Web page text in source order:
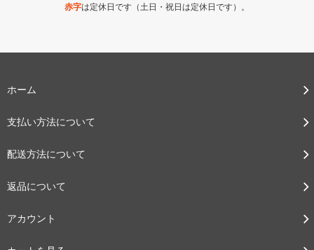
赤字は定休日です（土日・祝日は定休日です）。
ホーム
支払い方法について
配送方法について
返品について
アカウント